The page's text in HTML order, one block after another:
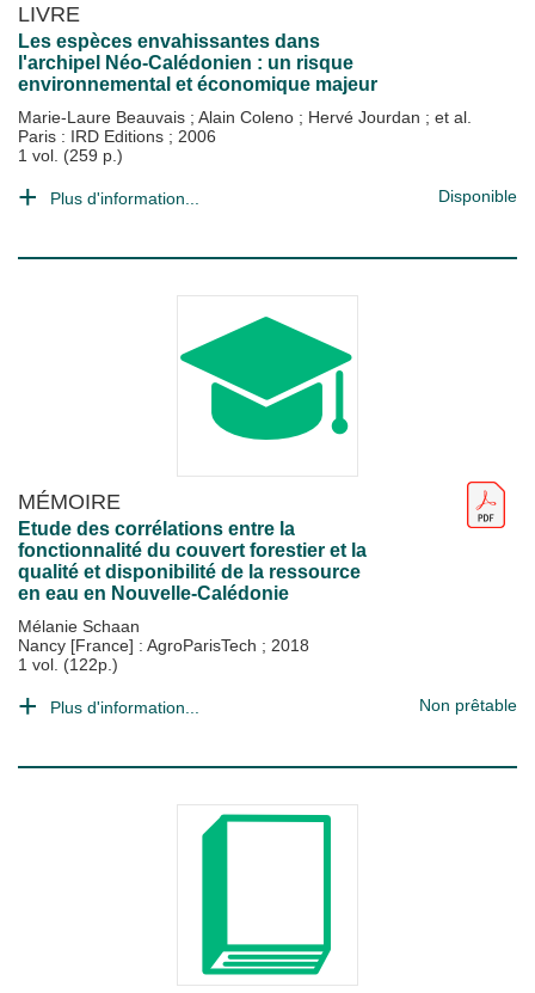
LIVRE
Les espèces envahissantes dans
l'archipel Néo-Calédonien : un risque
environnemental et économique majeur
Marie-Laure Beauvais ; Alain Coleno ; Hervé Jourdan ; et al.
Paris : IRD Editions ; 2006
1 vol. (259 p.)
Plus d'information... Disponible
MÉMOIRE
Etude des corrélations entre la
fonctionnalité du couvert forestier et la
qualité et disponibilité de la ressource
en eau en Nouvelle-Calédonie
Mélanie Schaan
Nancy [France] : AgroParisTech ; 2018
1 vol. (122p.)
Plus d'information... Non prêtable